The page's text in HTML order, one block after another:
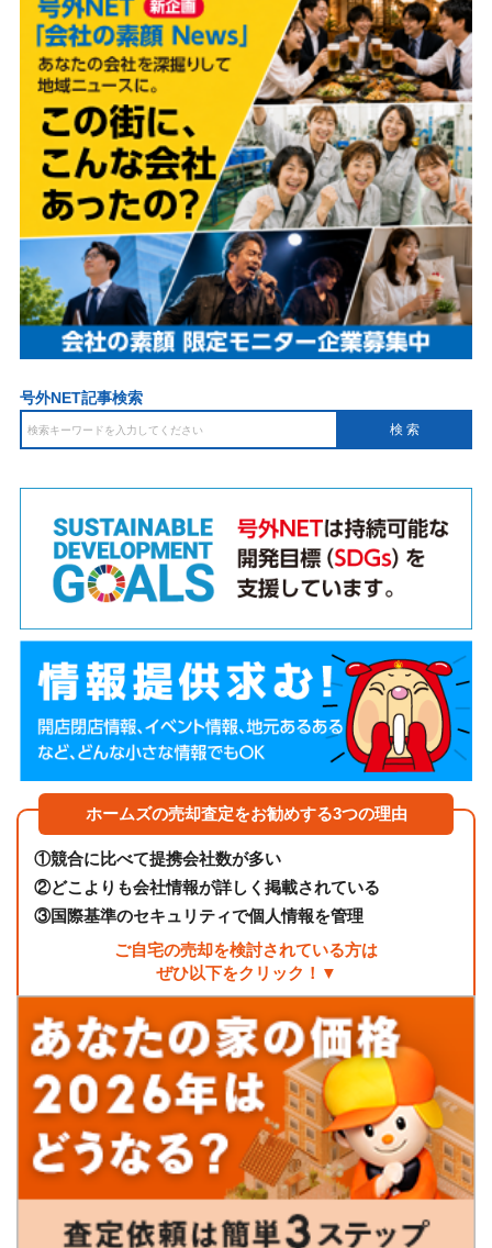
号外NET記事検索
ホームズの売却査定をお勧めする3つの理由
①競合に比べて提携会社数が多い
②どこよりも会社情報が詳しく掲載されている
③国際基準のセキュリティで個人情報を管理
ご自宅の売却を検討されている方は
ぜひ以下をクリック！▼